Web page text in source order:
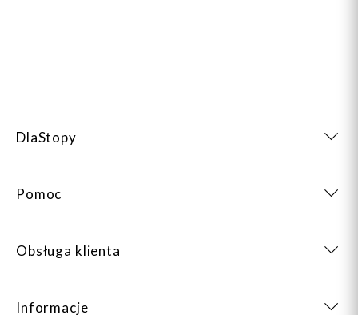
DlaStopy
Pomoc
Obsługa klienta
Informacje